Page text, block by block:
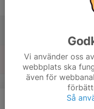
Vi använder oss
webbplats ska
även för
Så